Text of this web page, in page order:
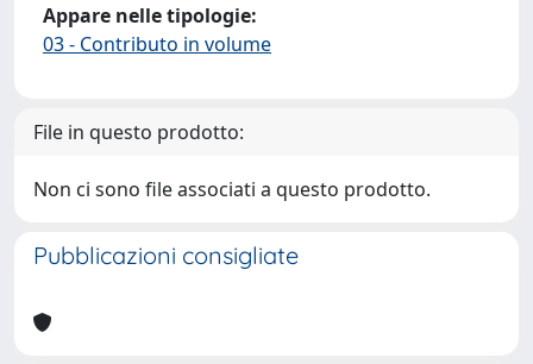
Appare nelle tipologie:
03 - Contributo in volume
File in questo prodotto:
Non ci sono file associati a questo prodotto.
Pubblicazioni consigliate